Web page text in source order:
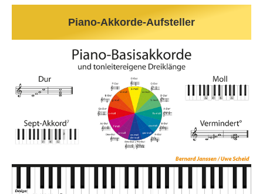
Piano-Akkorde-Aufsteller